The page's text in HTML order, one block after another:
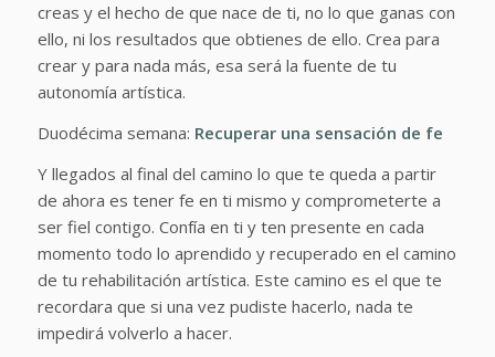
creas y el hecho de que nace de ti, no lo que ganas con
ello, ni los resultados que obtienes de ello. Crea para
crear y para nada más, esa será la fuente de tu
autonomía artística.
Duodécima semana: Recuperar una sensación de fe
Y llegados al final del camino lo que te queda a partir
de ahora es tener fe en ti mismo y comprometerte a
ser fiel contigo. Confía en ti y ten presente en cada
momento todo lo aprendido y recuperado en el camino
de tu rehabilitación artística. Este camino es el que te
recordara que si una vez pudiste hacerlo, nada te
impedirá volverlo a hacer.